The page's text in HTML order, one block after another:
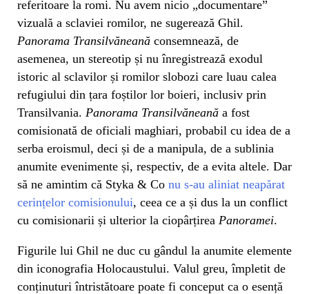
referitoare la romi. Nu avem nicio „documentare”
vizuală a sclaviei romilor, ne sugerează Ghil.
Panorama Transilvăneană consemnează, de
asemenea, un stereotip și nu înregistrează exodul
istoric al sclavilor și romilor slobozi care luau calea
refugiului din țara foștilor lor boieri, inclusiv prin
Transilvania. Panorama Transilvăneană a fost
comisionată de oficiali maghiari, probabil cu idea de a
serba eroismul, deci și de a manipula, de a sublinia
anumite evenimente și, respectiv, de a evita altele. Dar
să ne amintim că Styka & Co nu s-au aliniat neapărat
cerințelor comisionului, ceea ce a și dus la un conflict
cu comisionarii și ulterior la ciopârțirea Panoramei.
Figurile lui Ghil ne duc cu gândul la anumite elemente
din iconografia Holocaustului. Valul greu, împletit de
conținuturi întristătoare poate fi conceput ca o esență